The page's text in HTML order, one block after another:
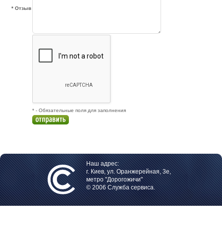
* Отзыв
* - Обязательные поля для заполнения
Наш адрес:
г. Киев, ул. Оранжерейная, 3е,
метро "Дорогожичи"
© 2006 Служба сервиса.